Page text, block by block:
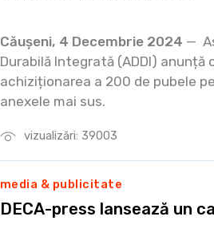
vizualizări: 39003
Căușeni, 4 Decembrie 2024 —
Durabilă Integrată (ADDI) anunță
achiziționarea a 200 de pubele
anexele mai sus.
media & publicitate
DECA-press lansează un